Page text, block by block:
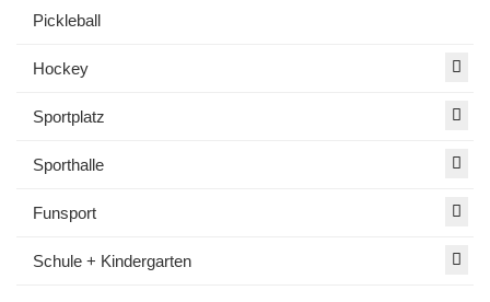
Pickleball
Hockey
Sportplatz
Sporthalle
Funsport
Schule + Kindergarten